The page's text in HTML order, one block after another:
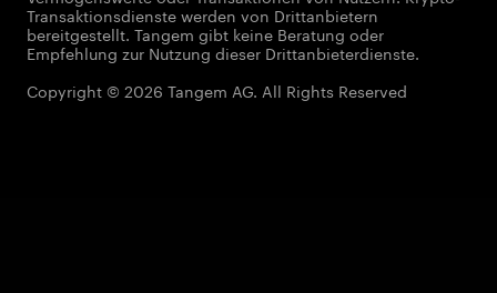
Transaktionsdienste werden von Drittanbietern
bereitgestellt. Tangem gibt keine Beratung oder
Empfehlung zur Nutzung dieser Drittanbieterdienste.